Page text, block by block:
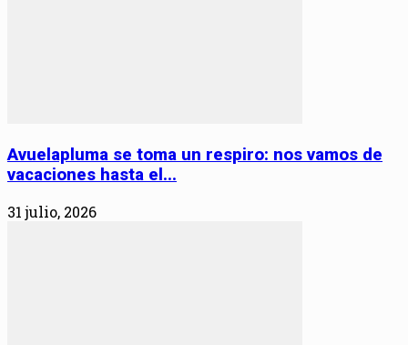
Avuelapluma se toma un respiro: nos vamos de
vacaciones hasta el...
31 julio, 2026